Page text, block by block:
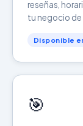
reseñas,
tu negocio
Disponible
🎯